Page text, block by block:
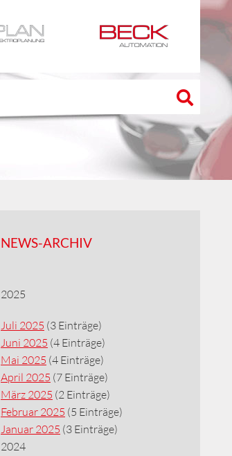
NEWS-ARCHIV
2025
Juli 2025 (3 Einträge)
Juni 2025 (4 Einträge)
Mai 2025 (4 Einträge)
April 2025 (7 Einträge)
März 2025 (2 Einträge)
Februar 2025 (5 Einträge)
Januar 2025 (3 Einträge)
2024